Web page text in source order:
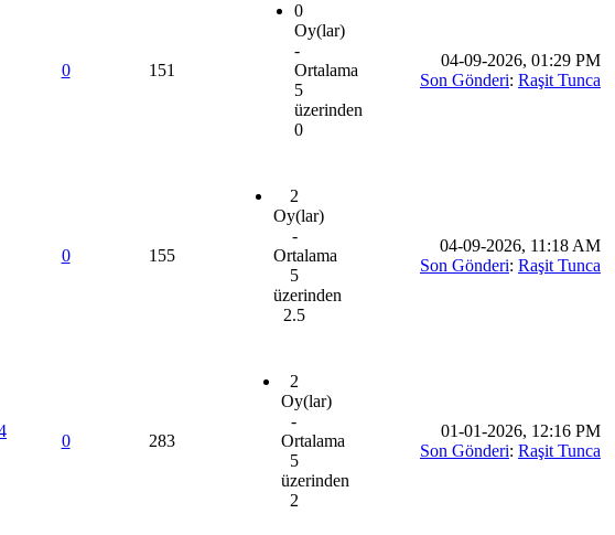
0 151
0
Oy(lar)
-
Ortalama
5
üzerinden
0
04-09-2026, 01:29 PM
Son Gönderi: Raşit Tunca
0 155
2
Oy(lar)
-
Ortalama
5
üzerinden
2.5
04-09-2026, 11:18 AM
Son Gönderi: Raşit Tunca
0 283
2
Oy(lar)
-
Ortalama
5
üzerinden
2
01-01-2026, 12:16 PM
Son Gönderi: Raşit Tunca